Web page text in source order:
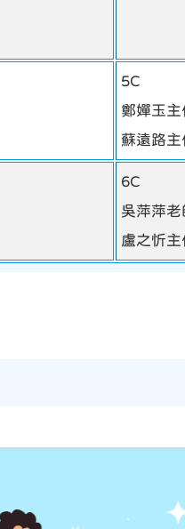
5C
鄭嬋玉主
蘇遠路主
6C
吳萍萍老
盧之忻主